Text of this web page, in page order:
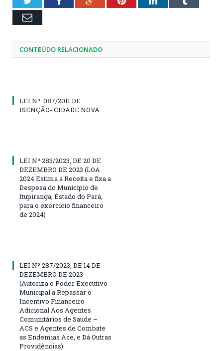
Email
CONTEÚDO RELACIONADO
LEI Nº. 087/2011 DE
ISENÇÃO- CIDADE NOVA
LEI Nº 283/2023, DE 20 DE
DEZEMBRO DE 2023 (LOA
2024 Estima a Receita e fixa a
Despesa do Município de
Itupiranga, Estado do Pará,
para o exercício financeiro
de 2024)
LEI Nº 287/2023, DE 14 DE
DEZEMBRO DE 2023
(Autoriza o Poder Executivo
Municipal a Repassar o
Incentivo Financeiro
Adicional Aos Agentes
Comunitários de Saúde –
ACS e Agentes de Combate
as Endemias Ace, e Dá Outras
Providências)